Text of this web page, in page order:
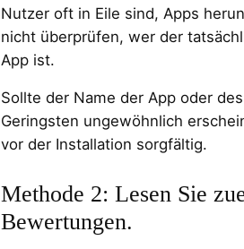
Nutzer oft in Eile sind, Apps
nicht überprüfen, wer der
App ist.
Sollte der Name der App oder
Geringsten ungewöhnlich
vor der Installation sorgfältig.
Methode 2: Lesen Sie
Bewertungen.